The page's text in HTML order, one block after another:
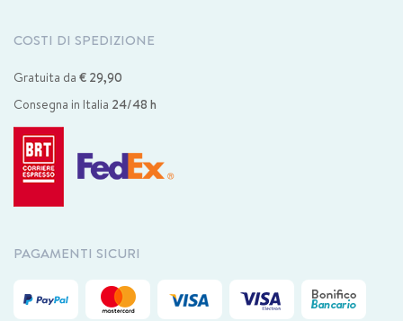
COSTI DI SPEDIZIONE
Gratuita da € 29,90
Consegna in Italia 24/48 h
PAGAMENTI SICURI